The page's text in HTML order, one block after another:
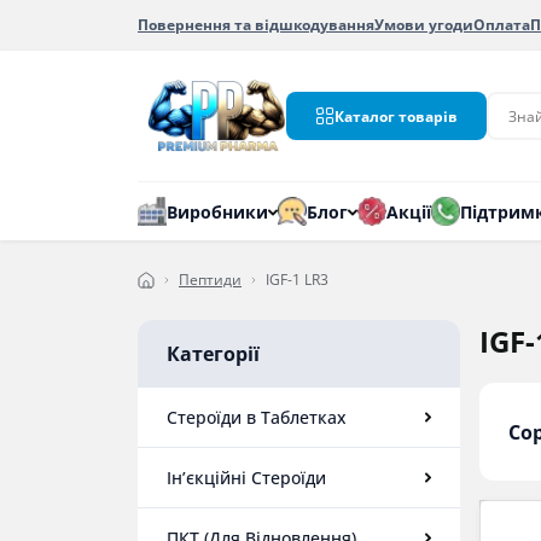
Повернення та відшкодуванняУмови угодиОплата
Каталог товарів
Виробники Блог Акції
Пептиди IGF-1 LR3
Категорії
Стероїди в Таблетках
Ін’єкційні Стероїди